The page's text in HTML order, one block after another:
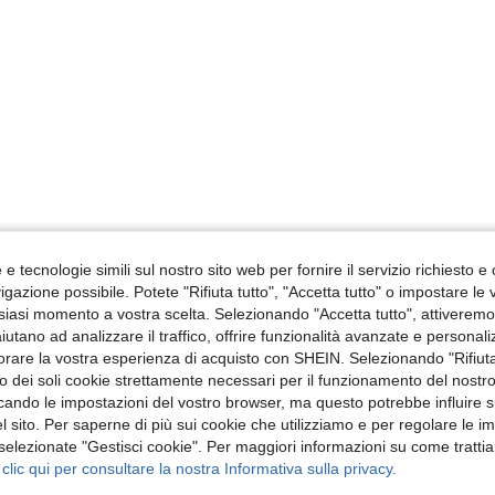
e tecnologie simili sul nostro sito web per fornire il servizio richiesto e
possibile. Potete "Rifiuta tutto", "Accetta tutto" o impostare le
momento a vostra scelta. Selezionando "Accetta tutto",
ad analizzare il traffico, offrire funzionalità avanzate e
la vostra esperienza di acquisto con SHEIN. Selezionando
dei soli cookie strettamente necessari per il funzionamento del
le impostazioni del vostro browser, ma questo potrebbe influire
sito. Per saperne di più sui cookie che utilizziamo e per regolare le
"Gestisci cookie". Per maggiori informazioni su come
qui per consultare la nostra Informativa sulla privacy.